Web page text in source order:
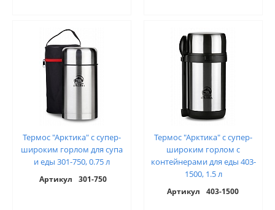
Термос "Арктика" с супер-
широким горлом для супа
и еды 301-750, 0.75 л
Артикул 301-750
Термос "Арктика" с супер-
широким горлом с
контейнерами для еды 403-
1500, 1.5 л
Артикул 403-1500